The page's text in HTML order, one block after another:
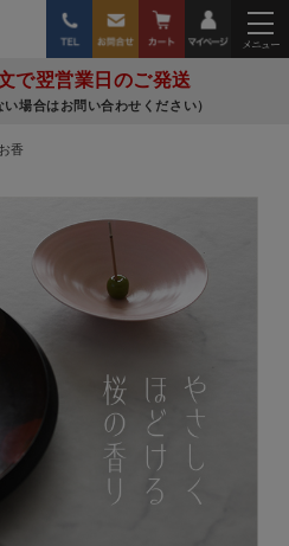
で翌営業日のご発送
い場合はお問い合わせください）
お香